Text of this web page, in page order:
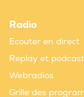
Radio
Ecouter en direct
Replay et
Webradios
Grille des